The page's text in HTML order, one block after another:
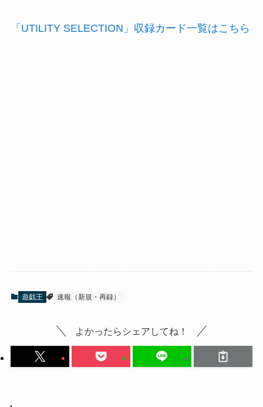
「UTILITY SELECTION」収録カード一覧はこちら
遊戯王 速報（新規・再録）
よかったらシェアしてね！